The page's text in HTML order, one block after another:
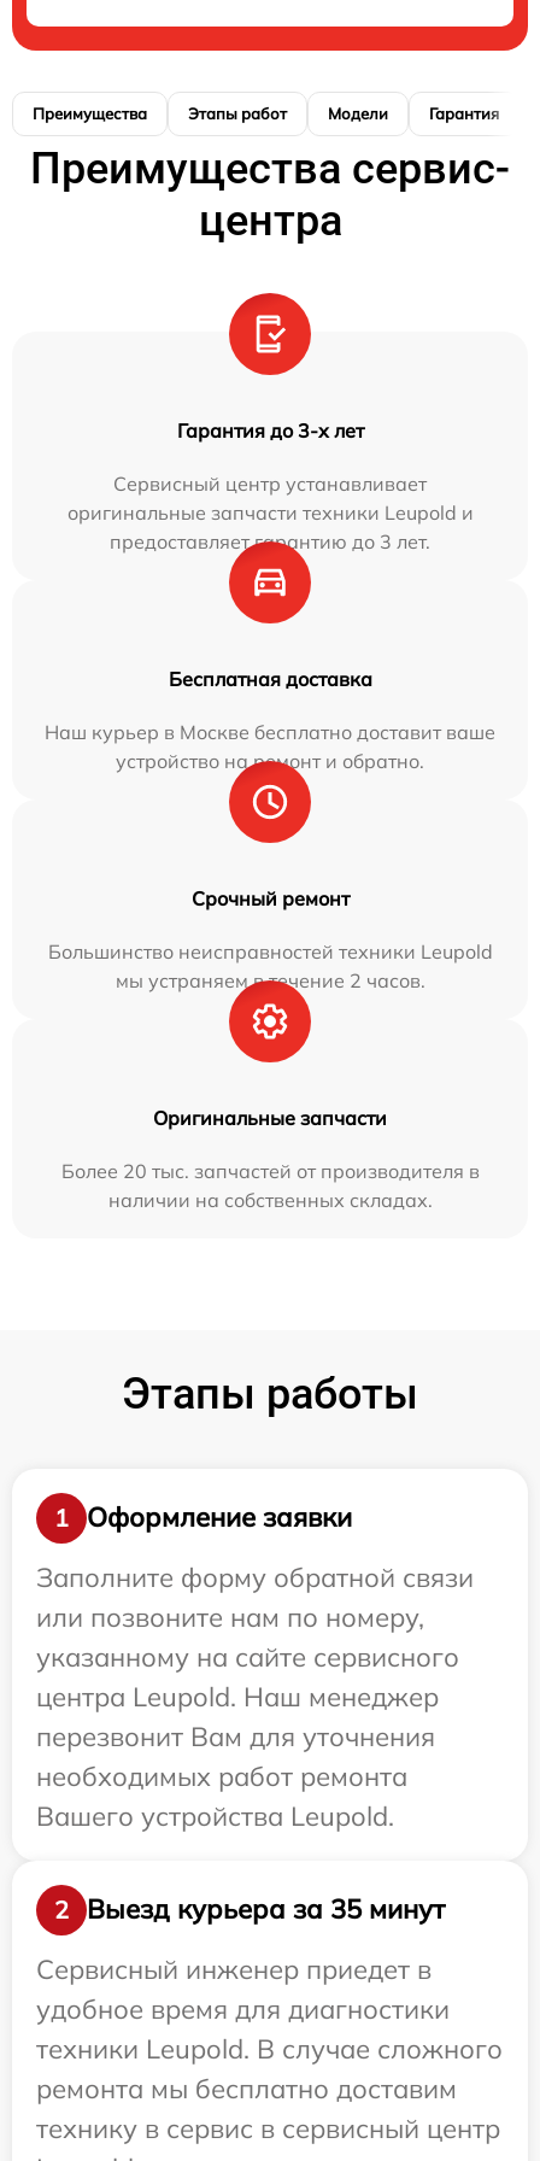
Преимущества Этапы работ Модели Гарантия
Преимущества сервис-
центра
Гарантия до 3-х лет
Сервисный центр устанавливает
оригинальные запчасти техники Leupold и
предоставляет гарантию до 3 лет.
Бесплатная доставка
Наш курьер в Москве бесплатно доставит ваше
устройство на ремонт и обратно.
Срочный ремонт
Большинство неисправностей техники Leupold
мы устраняем в течение 2 часов.
Оригинальные запчасти
Более 20 тыс. запчастей от производителя в
наличии на собственных складах.
Этапы работы
1
Оформление заявки
Заполните форму обратной связи
или позвоните нам по номеру,
указанному на сайте сервисного
центра Leupold. Наш менеджер
перезвонит Вам для уточнения
необходимых работ ремонта
Вашего устройства Leupold.
2
Выезд курьера за 35 минут
Сервисный инженер приедет в
удобное время для диагностики
техники Leupold. В случае сложного
ремонта мы бесплатно доставим
технику в сервис в сервисный центр